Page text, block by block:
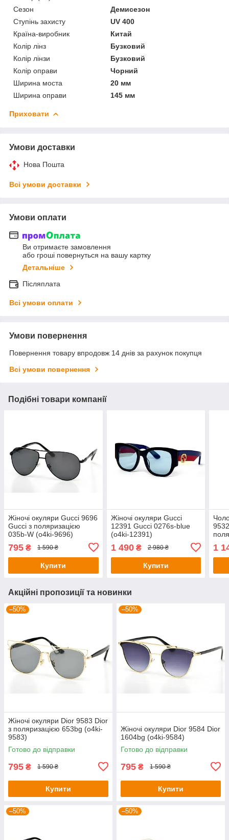
Сезон
Демисезон
Ступінь захисту
UV 400
Країна-виробник
Китай
Колір лінз
Бузковий
Колір лінзи
Бузковий
Колір оправи
Чорний
Ширина моста
20 мм
Ширина оправи
145 мм
Приховати
Умови доставки
Нова Пошта
Всі умови доставки
Умови оплати
Ви отримаєте замовлення
або гроші повернуться на вашу картку
Детальніше
Післяплата
Всі умови оплати
Умови повернення
Повернення товару впродовж 14 днів за рахунок покупця
Всі умови повернення
Подібні товари компанії
Жіночі окуляри Gucci 9696
Gucci з поляризацією
035b-W (o4ki-9696)
795 ₴ 1 590 ₴
Купити
Жіночі окуляри Gucci
12391 Gucci 0276s-blue
(o4ki-12391)
1 490₴ 2 980 ₴
Купити
1
Акційні пропозиції та новинки
–50%
Жіночі окуляри Dior 9583 Dior
з поляризацією 653bg (o4ki-
9583)
Готово до відправки
795 ₴ 1 590 ₴
Купити
–50%
Жіночі окуляри Dior 9584 Dior
1604bg (o4ki-9584)
Готово до відправки
795 ₴ 1 590 ₴
Купити
–50% –50%